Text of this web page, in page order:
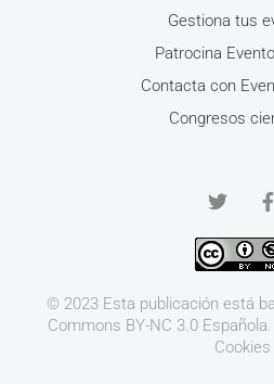
Gestiona tus
Patrocina
Contacta con
Congresos
© 2023 Esta publicación está
Commons BY-NC 3.0 Española.
Cookies